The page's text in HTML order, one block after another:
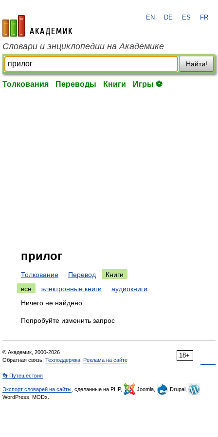
academic.ru
EN DE ES FR
Словари и энциклопедии на Академике
Найти!
Толкования Переводы Книги Игры ⚽
прилог
Толкование Перевод
Книги
все
электронные книги
аудиокниги
Ничего не найдено.
Попробуйте изменить запрос
18+
© Академик, 2000-2026
Обратная связь: Техподдержка Реклама на сайте
👣 Путешествия
Экспорт словарей на сайты , сделанные на PHP, Joomla,
Drupal,
WordPress, MODx.